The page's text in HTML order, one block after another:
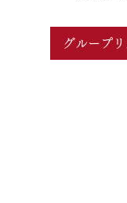
グループ